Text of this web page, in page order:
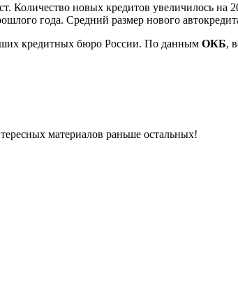
Количество новых кредитов увеличилось
года. Средний размер нового
кредитных бюро России. По данным ОКБ,
материалов раньше остальных!